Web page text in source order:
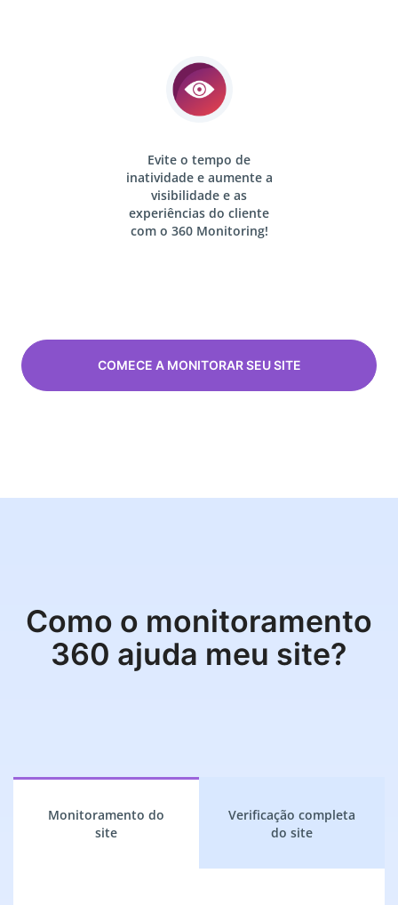
Evite o tempo de
inatividade e aumente a
visibilidade e as
experiências do cliente
com o 360 Monitoring!
COMECE A MONITORAR SEU SITE
Como o monitoramento
360 ajuda meu site?
Monitoramento do
site
Verificação completa
do site